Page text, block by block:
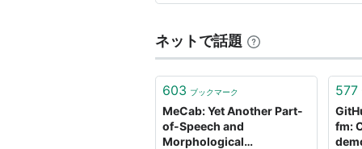
ネットで話題
603 ブックマーク
MeCab: Yet Another Part-
of-Speech and
Morphological
577
fm: